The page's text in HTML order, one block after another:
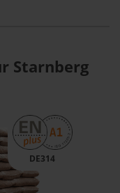
Starnberg
DE314